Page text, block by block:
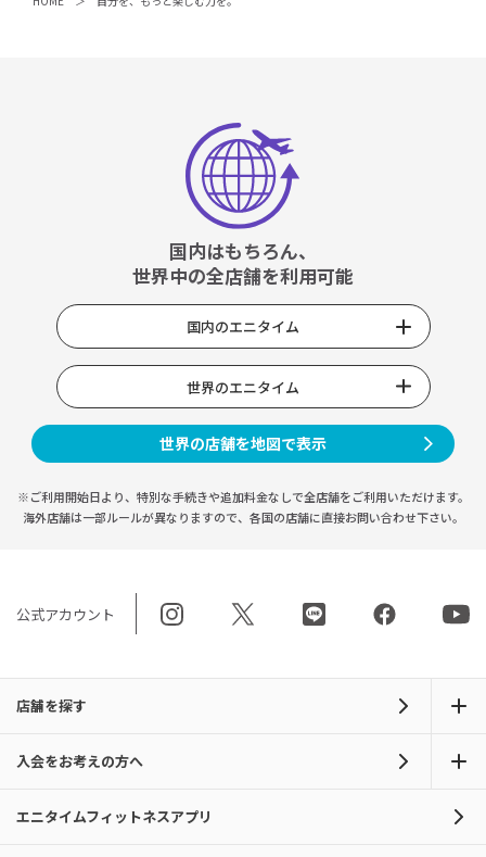
国内はもちろん、
世界中の全店舗を利用可能
国内のエニタイム
世界のエニタイム
世界の店舗を地図で表示
※ご利用開始日より、特別な手続きや追加料金なしで全店舗をご利用いただけます。
海外店舗は一部ルールが異なりますので、 各国の店舗に直接お問い合わせ下さい。
公式アカウント
店舗を探す
入会をお考えの方へ
エニタイムフィットネスアプリ